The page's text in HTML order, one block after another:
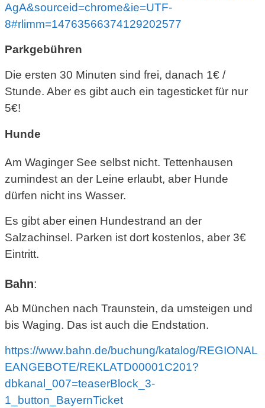
AgA&sourceid=chrome&ie=UTF-
8#rlimm=14763566374129202577
Parkgebühren
Die ersten 30 Minuten sind frei, danach 1€ /
Stunde. Aber es gibt auch ein tagesticket für nur
5€!
Hunde
Am Waginger See selbst nicht. Tettenhausen
zumindest an der Leine erlaubt, aber Hunde
dürfen nicht ins Wasser.
Es gibt aber einen Hundestrand an der
Salzachinsel. Parken ist dort kostenlos, aber 3€
Eintritt.
Bahn:
Ab München nach Traunstein, da umsteigen und
bis Waging. Das ist auch die Endstation.
https://www.bahn.de/buchung/katalog/REGIONAL
EANGEBOTE/REKLATD00001C201?
dbkanal_007=teaserBlock_3-
1_button_BayernTicket